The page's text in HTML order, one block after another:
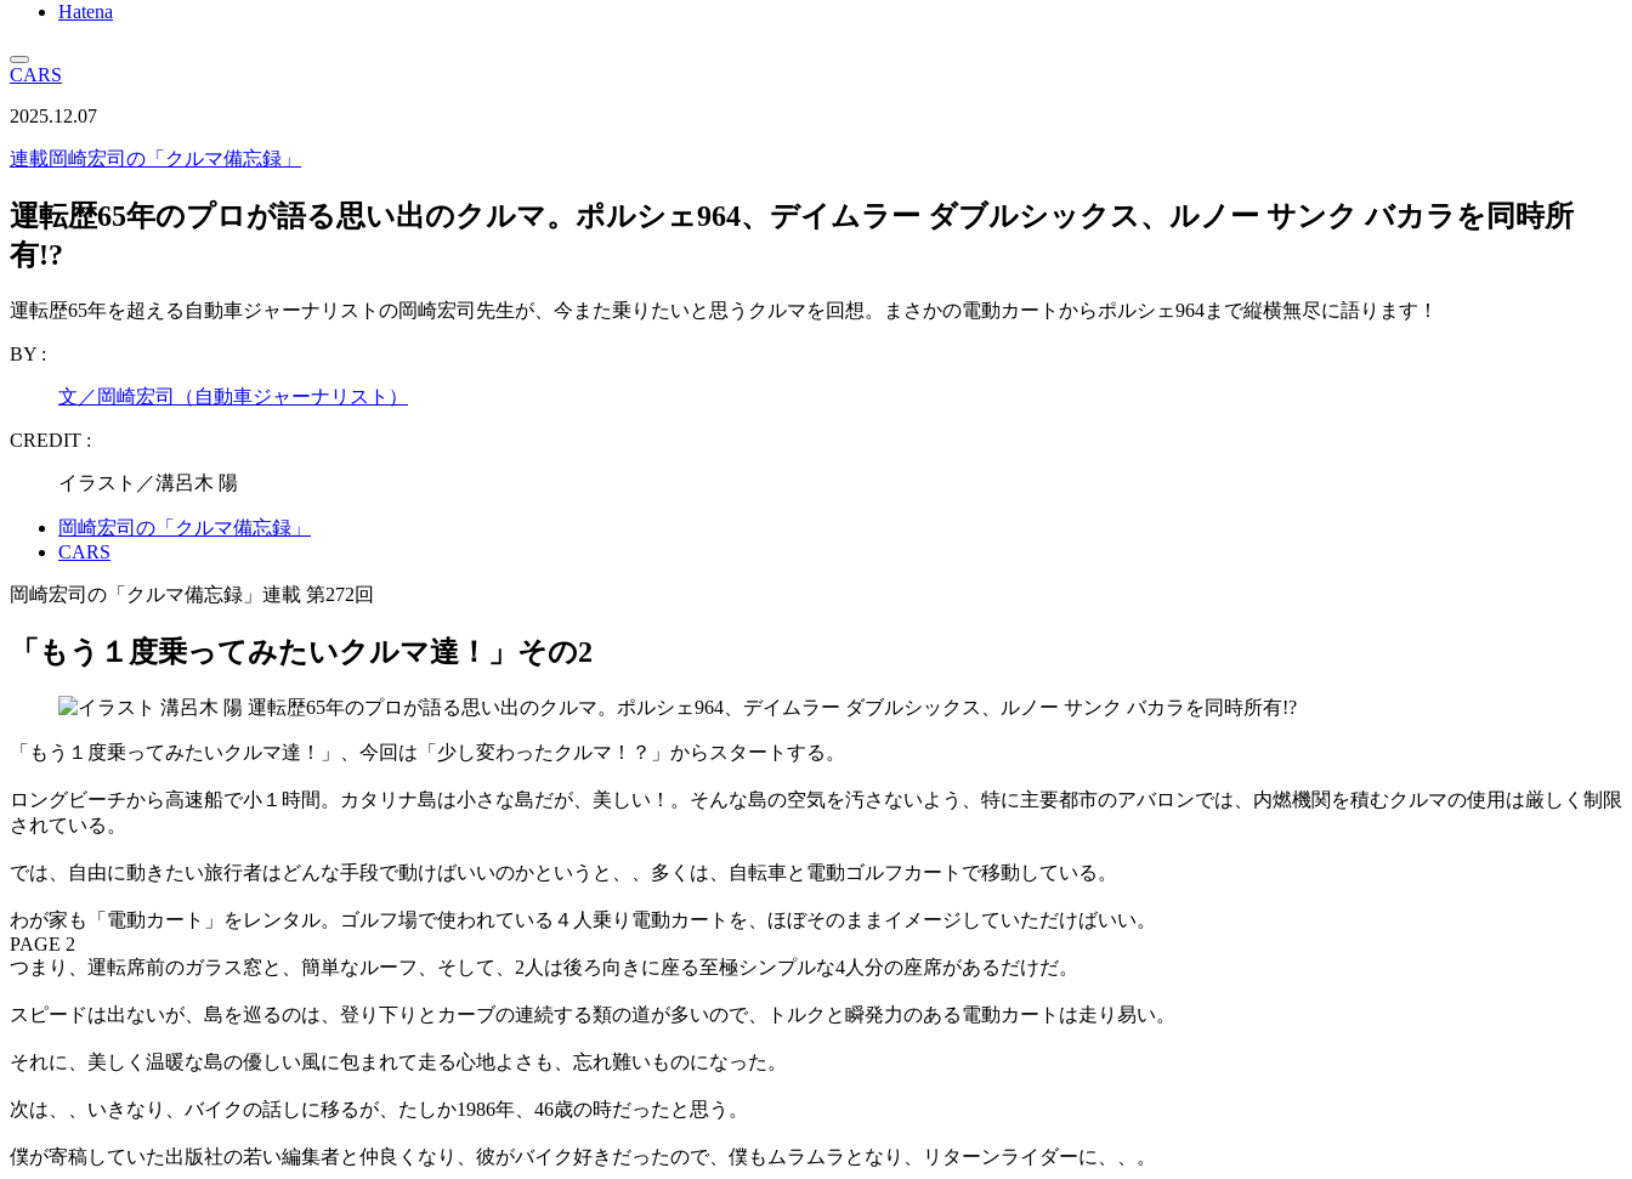
Hatena
CARS
2025.12.07
連載岡崎宏司の「クルマ備忘録」
運転歴65年のプロが語る思い出のクルマ。ポルシェ964、デイムラー ダブルシックス、ルノー サンク バカラを同時所
有!?
運転歴65年を超える自動車ジャーナリストの岡崎宏司先生が、今また乗りたいと思うクルマを回想。まさかの電動カートからポルシェ964まで縦横無尽に語ります！
BY :
文／岡崎宏司（自動車ジャーナリスト）
CREDIT :
イラスト／溝呂木 陽
岡崎宏司の「クルマ備忘録」
CARS
岡崎宏司の「クルマ備忘録」連載 第272回
「もう１度乗ってみたいクルマ達！」その2
「もう１度乗ってみたいクルマ達！」、今回は「少し変わったクルマ！？」からスタートする。
ロングビーチから高速船で小１時間。カタリナ島は小さな島だが、美しい！。そんな島の空気を汚さないよう、特に主要都市のアバロンでは、内燃機関を積むクルマの使用は厳しく制限
されている。
では、自由に動きたい旅行者はどんな手段で動けばいいのかというと、、多くは、自転車と電動ゴルフカートで移動している。
わが家も「電動カート」をレンタル。ゴルフ場で使われている４人乗り電動カートを、ほぼそのままイメージしていただけばいい。
PAGE 2
つまり、運転席前のガラス窓と、簡単なルーフ、そして、2人は後ろ向きに座る至極シンプルな4人分の座席があるだけだ。
スピードは出ないが、島を巡るのは、登り下りとカーブの連続する類の道が多いので、トルクと瞬発力のある電動カートは走り易い。
それに、美しく温暖な島の優しい風に包まれて走る心地よさも、忘れ難いものになった。
次は、、いきなり、バイクの話しに移るが、たしか1986年、46歳の時だったと思う。
僕が寄稿していた出版社の若い編集者と仲良くなり、彼がバイク好きだったので、僕もムラムラとなり、リターンライダーに、、。